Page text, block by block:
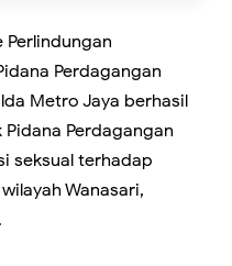
Perdagangan
Metro Jaya berhasil
Perdagangan
seksual terhadap
Wanasari,